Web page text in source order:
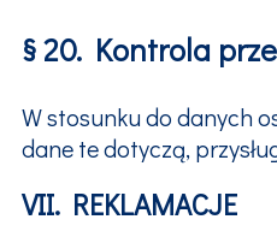
§ 20. Kontrola
W stosunku do danych
dane te dotyczą,
VII. REKLAMACJE